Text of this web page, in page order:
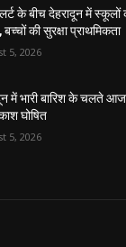
के बीच देहरादून में
की सुरक्षा प्राथमिकता
5, 2026
में भारी बारिश के चलते
घोषित
5, 2026